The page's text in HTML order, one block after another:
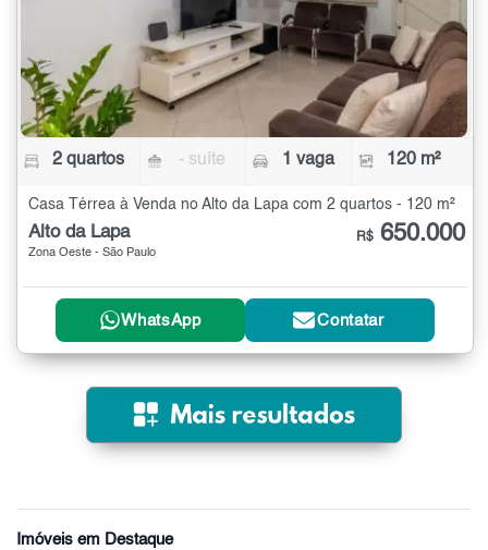
2 quartos - suíte 1 vaga 120 m²
Casa Térrea à Venda no Alto da Lapa com 2 quartos - 120 m²
Alto da Lapa
Zona Oeste - São Paulo
R$ 650.000
WhatsApp Contatar
Imóveis em Destaque